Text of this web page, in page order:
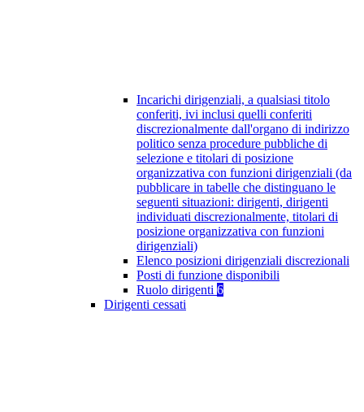
Incarichi dirigenziali, a qualsiasi titolo
conferiti, ivi inclusi quelli conferiti
discrezionalmente dall'organo di indirizzo
politico senza procedure pubbliche di
selezione e titolari di posizione
organizzativa con funzioni dirigenziali (da
pubblicare in tabelle che distinguano le
seguenti situazioni: dirigenti, dirigenti
individuati discrezionalmente, titolari di
posizione organizzativa con funzioni
dirigenziali)
Elenco posizioni dirigenziali discrezionali
Posti di funzione disponibili
Ruolo dirigenti 6
Dirigenti cessati